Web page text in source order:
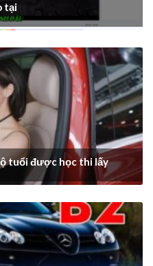
tại
tuổi được học thi lấy